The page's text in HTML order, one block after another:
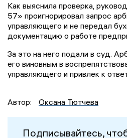
Как выяснила проверка,
57» проигнорировал запрос
управляющего и не передал
документацию о работе
За это на него подали в суд.
его виновным в
управляющего и привлек к
Автор: Оксана Тютчева
Подписывайтесь,